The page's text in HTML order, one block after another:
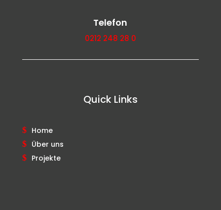
Telefon
0212 248 28 0
Quick Links
Home
Über uns
Projekte